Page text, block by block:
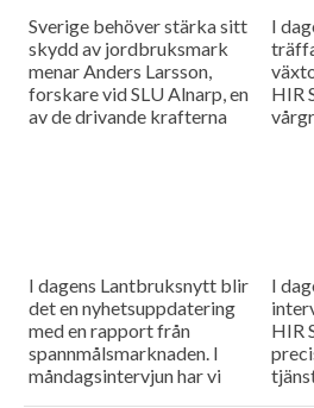
Sverige behöver stärka sitt
skydd av jordbruksmark
menar Anders Larsson,
forskare vid SLU Alnarp, en
av de drivande krafterna
I
HIR
I dagens Lantbruksnytt blir
det en nyhetsuppdatering
med en rapport från
spannmålsmarknaden. I
måndagsintervjun har vi
I
HIR